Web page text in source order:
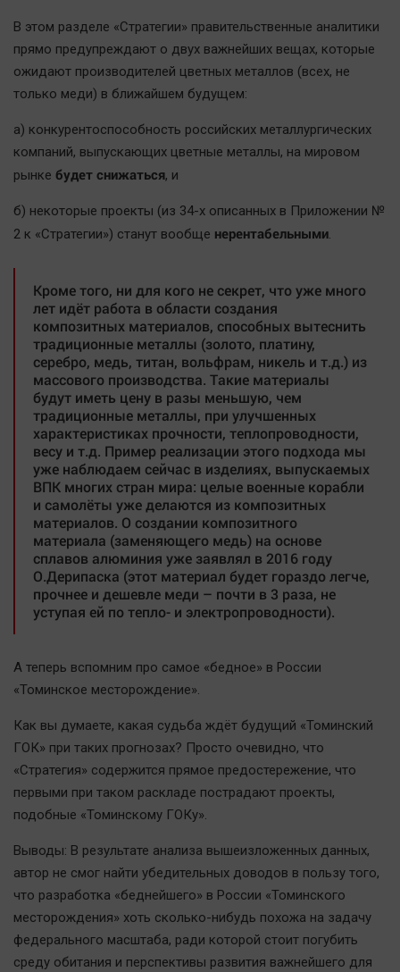
В этом разделе «Стратегии» правительственные аналитики
прямо предупреждают о двух важнейших вещах, которые
ожидают производителей цветных металлов (всех, не
только меди) в ближайшем будущем:
а) конкурентоспособность российских металлургических
компаний, выпускающих цветные металлы, на мировом
рынке будет снижаться, и
б) некоторые проекты (из 34-х описанных в Приложении №
2 к «Стратегии») станут вообще нерентабельными.
Кроме того, ни для кого не секрет, что уже много
лет идёт работа в области создания
композитных материалов, способных вытеснить
традиционные металлы (золото, платину,
серебро, медь, титан, вольфрам, никель и т.д.) из
массового производства. Такие материалы
будут иметь цену в разы меньшую, чем
традиционные металлы, при улучшенных
характеристиках прочности, теплопроводности,
весу и т.д. Пример реализации этого подхода мы
уже наблюдаем сейчас в изделиях, выпускаемых
ВПК многих стран мира: целые военные корабли
и самолёты уже делаются из композитных
материалов. О создании композитного
материала (заменяющего медь) на основе
сплавов алюминия уже заявлял в 2016 году
О.Дерипаска (этот материал будет гораздо легче,
прочнее и дешевле меди – почти в 3 раза, не
уступая ей по тепло- и электропроводности).
А теперь вспомним про самое «бедное» в России
«Томинское месторождение».
Как вы думаете, какая судьба ждёт будущий «Томинский
ГОК» при таких прогнозах? Просто очевидно, что
«Стратегия» содержится прямое предостережение, что
первыми при таком раскладе пострадают проекты,
подобные «Томинскому ГОКу».
Выводы: В результате анализа вышеизложенных данных,
автор не смог найти убедительных доводов в пользу того,
что разработка «беднейшего» в России «Томинского
месторождения» хоть сколько-нибудь похожа на задачу
федерального масштаба, ради которой стоит погубить
среду обитания и перспективы развития важнейшего для